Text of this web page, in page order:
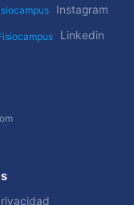
Instagram
Linkedin